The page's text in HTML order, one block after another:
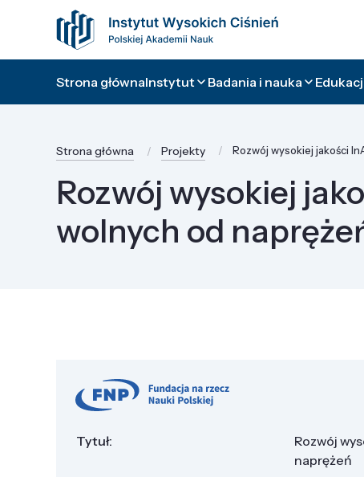
Strona głównaInstytut Badania i nauka
Strona główna Projekty Rozwój wysokiej jakości
Rozwój wysokiej
wolnych od
Tytuł:
Rozwój
naprężeń